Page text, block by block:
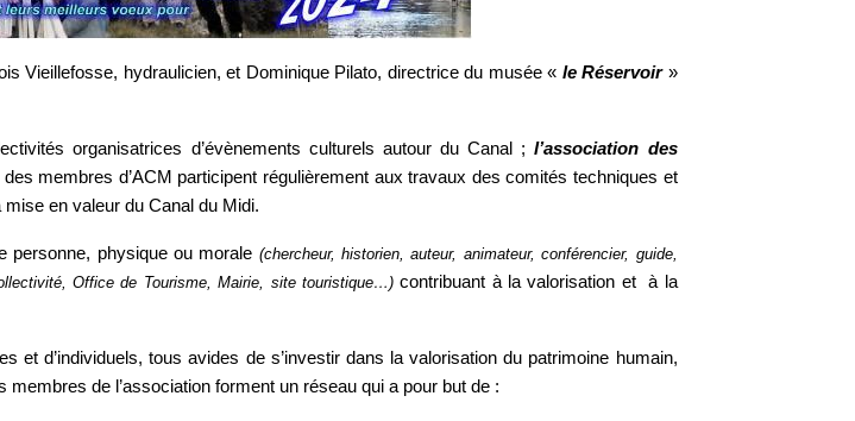
Vieillefosse, hydraulicien, et Dominique Pilato, directrice du musée « le Réservoir»
organisatrices d’évènements culturels autour du Canal ;l’association des
membres d’ACM participent régulièrement aux travaux des comités techniques et
en valeur du Canal du Midi.
personne, physique ou morale (chercheur, historien, auteur, animateur, conférencier, guide,
Office de Tourisme, Mairie, site touristique…) contribuant à la valorisation et à la
et d’individuels, tous avides de s’investir dans la valorisation du patrimoine humain,
de l’association forment un réseau qui a pour but de :